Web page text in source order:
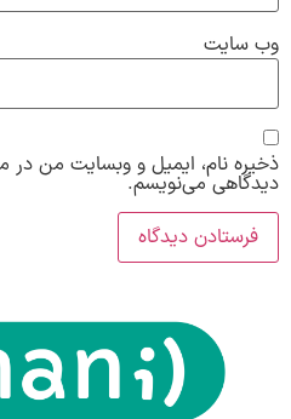
وب‌ سایت
ذخیره نام، ایمیل و وبسایت من در
دیدگاهی می‌نویسم.